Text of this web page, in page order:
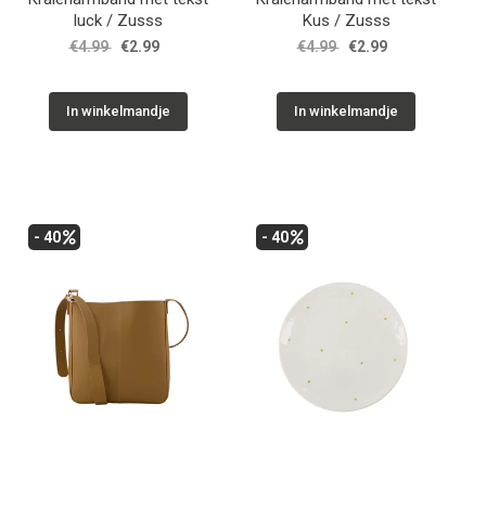
luck / Zusss
€4.99 €2.99
In winkelmandje
Kus / Zusss
€4.99 €2.99
In winkelmandje
- 40 - 40